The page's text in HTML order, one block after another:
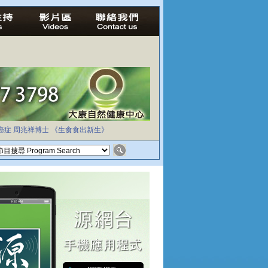
症 周兆祥博士 《生食食出新生》